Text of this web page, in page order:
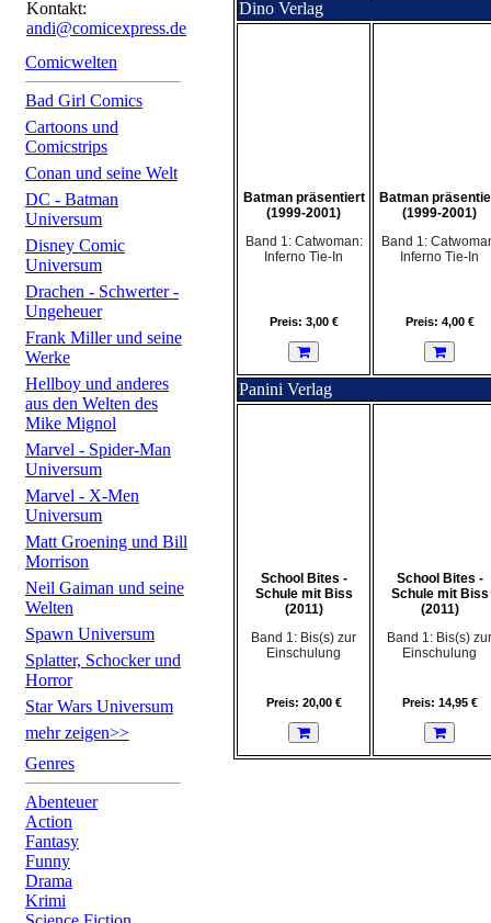
Kontakt:
andi@comicexpress.de
Comicwelten
Bad Girl Comics
Cartoons und
Comicstrips
Conan und seine Welt
DC - Batman
Universum
Disney Comic
Universum
Drachen - Schwerter -
Ungeheuer
Frank Miller und seine
Werke
Hellboy und anderes
aus den Welten des
Mike Mignol
Marvel - Spider-Man
Universum
Marvel - X-Men
Universum
Matt Groening und Bill
Morrison
Neil Gaiman und seine
Welten
Spawn Universum
Splatter, Schocker und
Horror
Star Wars Universum
mehr zeigen>>
Genres
Abenteuer
Action
Fantasy
Funny
Drama
Krimi
Dino Verlag
Batman präsentiert
(1999-2001)
Band 1: Catwoman:
Inferno Tie-In
Preis: 3,00 €
Batman
(1999-2001)
Band 1:
Inferno Tie-In
Preis: 4,00 €
Panini Verlag
School Bites -
Schule mit Biss
(2011)
Band 1: Bis(s) zur
Einschulung
Preis: 20,00 €
School Bites -
Schule mit Biss
(2011)
Band 1: Bis(s) zur
Einschulung
Preis: 14,95 €